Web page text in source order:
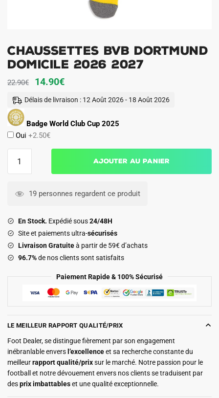
Chaussettes BVB Dortmund
Domicile 2026 2027
22.90€
Le
prix
était :
22.90€.
14.90€Le
prix
est :
Délais de livraison : 12 Août 2026 - 18 Août 2026
Badge World Club Cup 2025
Oui +2.50€
2026
2027
Ajouter au panier
19 personnes regardent ce produit
En Stock. Expédié sous24/48H
Site et paiements ultra-sécurisés
Livraison Gratuiteà partir de 59€ d’achats
96.7%de nos clients sont satisfaits
Paiement Rapide & 100% Sécurisé
LE MEILLEUR RAPPORT QUALITÉ/PRIX
Foot Dealer, se distingue fièrement par son engagement
inébranlable envers l’excellenceet sa recherche constante du
meilleurrapport qualité/prixsur le marché. Notre passion pour le
football et notre dévouement envers nos clients se traduisent par
desprix imbattableset une qualité exceptionnelle.